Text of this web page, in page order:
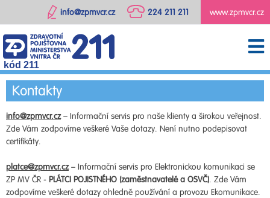
www.zpmvcr.cz
224 211 211
info@zpmvcr.cz
kód 211
Kontakty
info@zpmvcr.cz– Informační servis pro naše klienty a širokou veřejnost.
Zde Vám zodpovíme veškeré Vaše dotazy. Není nutno podepisovat
certifikáty.
platce@zpmvcr.cz– Informační servis pro Elektronickou komunikaci se
ZP MV ČR - PLÁTCI POJISTNÉHO (zaměstnavatelé a OSVČ). Zde Vám
zodpovíme veškeré dotazy ohledně používání a provozu Ekomunikace.